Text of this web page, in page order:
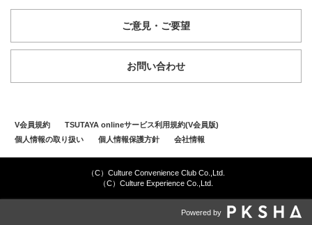
ご意見・ご要望
お問い合わせ
V会員規約
TSUTAYA onlineサービス利用規約(V会員版)
個人情報の取り扱い
個人情報保護方針 会社情報
（C）Culture Convenience Club Co.,Ltd.
（C）Culture Experience Co.,Ltd.
Powered by